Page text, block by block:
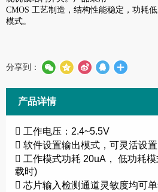
CMOS 工艺制造，结构性能稳定，功耗
模式。
分享到：
产品详情
 工作电压：2.4~5.5V
 软件设置输出模式，可灵活设
 工作模式功耗 20uA， 低功耗
载时)
 芯片输入检测通道灵敏度均可